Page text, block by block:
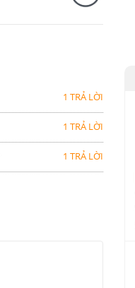
1 TRẢ LỜI
1 TRẢ LỜI
1 TRẢ LỜI